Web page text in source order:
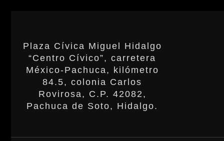
Plaza Cívica Miguel Hidalgo
“Centro Cívico”, carretera
México-Pachuca, kilómetro
84.5, colonia Carlos
Rovirosa, C.P. 42082,
Pachuca de Soto, Hidalgo.